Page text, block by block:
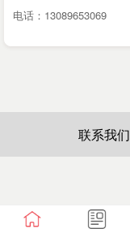
电话：13089653069
联系我们